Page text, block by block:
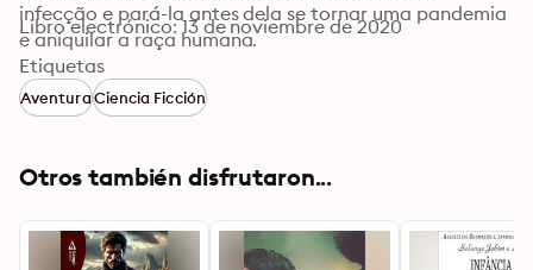
infecção e pará-la antes dela se tornar uma pandemia
e aniquilar a raça humana.
Libro electrónico: 13 de noviembre de 2020
Etiquetas
AventuraCiencia Ficción
Otros también disfrutaron...